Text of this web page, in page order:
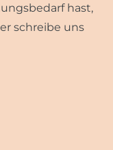
hast,
schreibe uns